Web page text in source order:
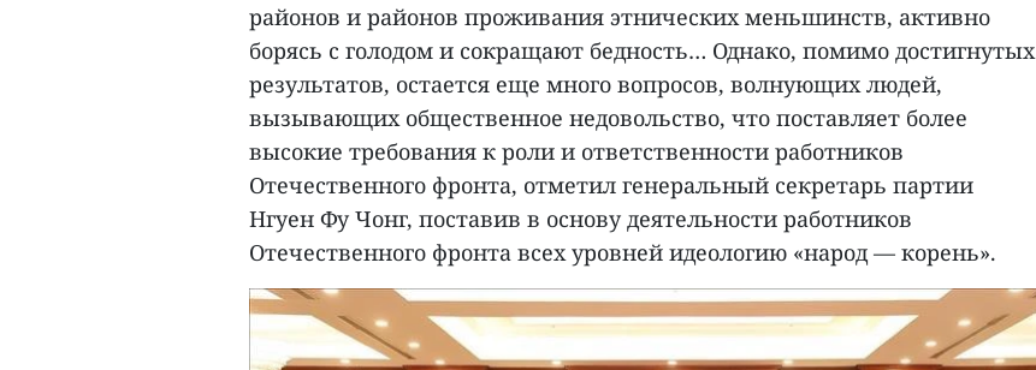
районов и районов проживания этнических меньшинств, активно
борясь с голодом и сокращают бедность… Однако, помимо достигнутых
результатов, остается еще много вопросов, волнующих людей,
вызывающих общественное недовольство, что поставляет более
высокие требования к роли и ответственности работников
Отечественного фронта, отметил генеральный секретарь партии
Нгуен Фу Чонг, поставив в основу деятельности работников
Отечественного фронта всех уровней идеологию «народ — корень».